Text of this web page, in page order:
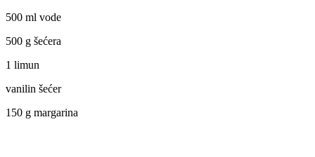
500 ml vode
500 g šećera
1 limun
vanilin šećer
150 g margarina